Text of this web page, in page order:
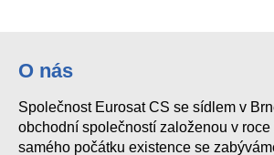
O nás
Společnost Eurosat CS se sídlem v
obchodní společností založenou v roce
samého počátku existence se